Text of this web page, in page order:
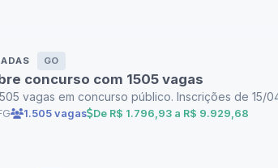
GO
concurso com 1505 vagas
vagas em concurso público. Inscrições de 15/
1.505 vagas De R$ 1.796,93 a R$ 9.929,68